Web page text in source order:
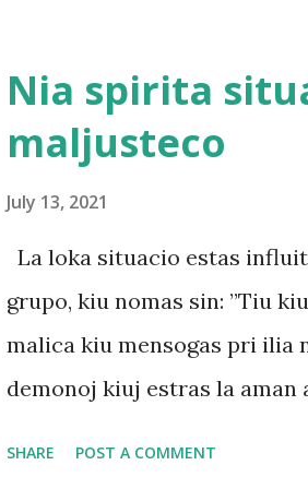
potencon, kaj nia tergloba
unu el ili: Niaj grandaj
matura homaro, sed de
proksimaj Diuloj kaj multaj
Nia spirita
maljusteco
July 13, 2021
La loka situacio estas
grupo, kiu nomas sin: ”Tiu
malica kiu mensogas pri ilia
demonoj kiuj estras la
SHARE POST A COMMENT